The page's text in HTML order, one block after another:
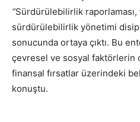
“Sürdürülebilirlik
sürdürülebilirlik yönetimi
sonucunda ortaya çıktı. Bu
çevresel ve sosyal faktörlerin
finansal fırsatlar üzerindeki
konuştu.